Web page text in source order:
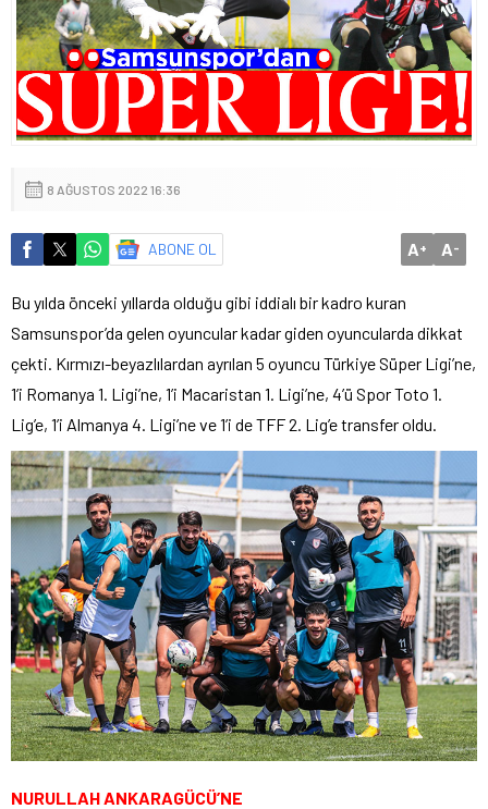
8 AĞUSTOS 2022 16:36
ABONE OL A+ A-
Bu yılda önceki yıllarda olduğu gibi iddialı bir kadro kuran
Samsunspor’da gelen oyuncular kadar giden oyuncularda dikkat
çekti. Kırmızı-beyazlılardan ayrılan 5 oyuncu Türkiye Süper Ligi’ne,
1’i Romanya 1. Ligi’ne, 1’i Macaristan 1. Ligi’ne, 4’ü Spor Toto 1.
Lig’e, 1’i Almanya 4. Ligi’ne ve 1’i de TFF 2. Lig’e transfer oldu.
NURULLAH ANKARAGÜCÜ’NE